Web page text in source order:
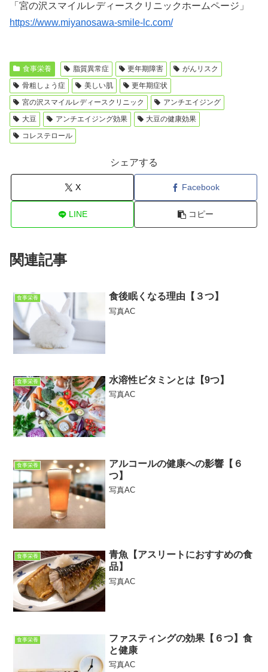
「宮の沢スマイルレディースクリニックホームページ」
https://www.miyanosawa-smile-lc.com/
食事栄養 脂質異常症 更年期障害
がんリスク
骨粗しょう症
美しい肌
更年期症状
宮の沢スマイルレディースクリニック
アンチエイジング
大豆
アンチエイジング効果
大豆の健康効果
コレステロール
シェアする
X Facebook
LINE コピー
関連記事
食事栄養 食後眠くなる理由【３つ】
写真AC
食事栄養 水溶性ビタミンとは【9つ】
写真AC
食事栄養
アルコールの健康への影響【６
つ】
写真AC
食事栄養
青魚【アスリートにおすすめの食
品】
写真AC
食事栄養
ファスティングの効果【６つ】食
と健康
写真AC